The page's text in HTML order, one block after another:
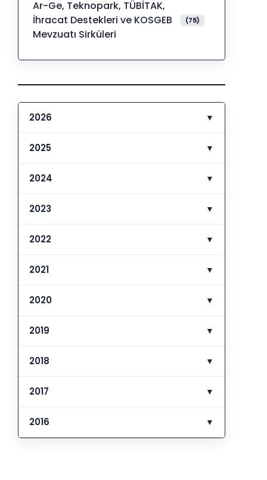
Ar-Ge, Teknopark, TÜBİTAK,
İhracat Destekleri ve KOSGEB
Mevzuatı Sirküleri
(75)
2026 ▼
2025 ▼
2024 ▼
2023 ▼
2022 ▼
2021 ▼
2020 ▼
2019 ▼
2018 ▼
2017 ▼
2016 ▼